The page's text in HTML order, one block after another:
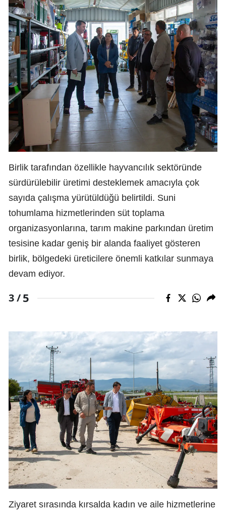
Birlik tarafından özellikle hayvancılık sektöründe
sürdürülebilir üretimi desteklemek amacıyla çok
sayıda çalışma yürütüldüğü belirtildi. Suni
tohumlama hizmetlerinden süt toplama
organizasyonlarına, tarım makine parkından üretim
tesisine kadar geniş bir alanda faaliyet gösteren
birlik, bölgedeki üreticilere önemli katkılar sunmaya
devam ediyor.
3 /5
Ziyaret sırasında kırsalda kadın ve aile hizmetlerine